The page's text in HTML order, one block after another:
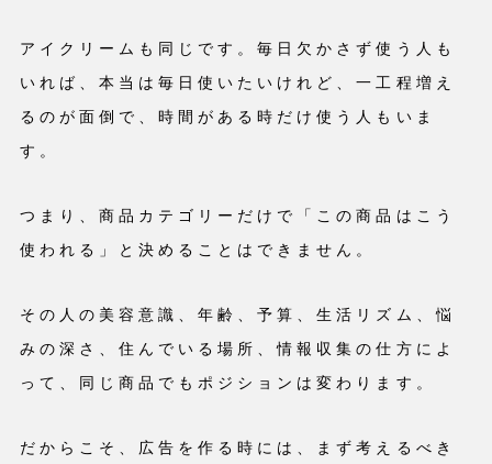
アイクリームも同じです。毎日欠かさず使う人も
いれば、本当は毎日使いたいけれど、一工程増え
るのが面倒で、時間がある時だけ使う人もいま
す。
つまり、商品カテゴリーだけで「この商品はこう
使われる」と決めることはできません。
その人の美容意識、年齢、予算、生活リズム、悩
みの深さ、住んでいる場所、情報収集の仕方によ
って、同じ商品でもポジションは変わります。
だからこそ、広告を作る時には、まず考えるべき